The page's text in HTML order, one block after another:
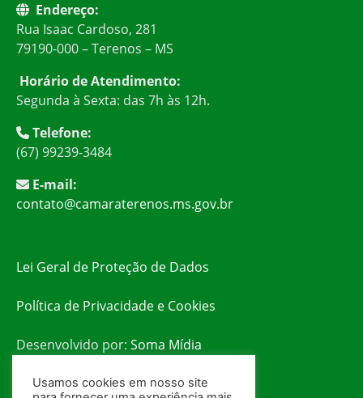
Endereço:
Rua Isaac Cardoso, 281
79190-000 – Terenos – MS
Horário de Atendimento:
Segunda à Sexta: das 7h às 12h.
Telefone:
(67) 99239-3484
E-mail:
contato@camaraterenos.ms.gov.br
Lei Geral de Proteção de Dados
Política de Privacidade e Cookies
Desenvolvido por: Soma Mídia
Usamos cookies em nosso site